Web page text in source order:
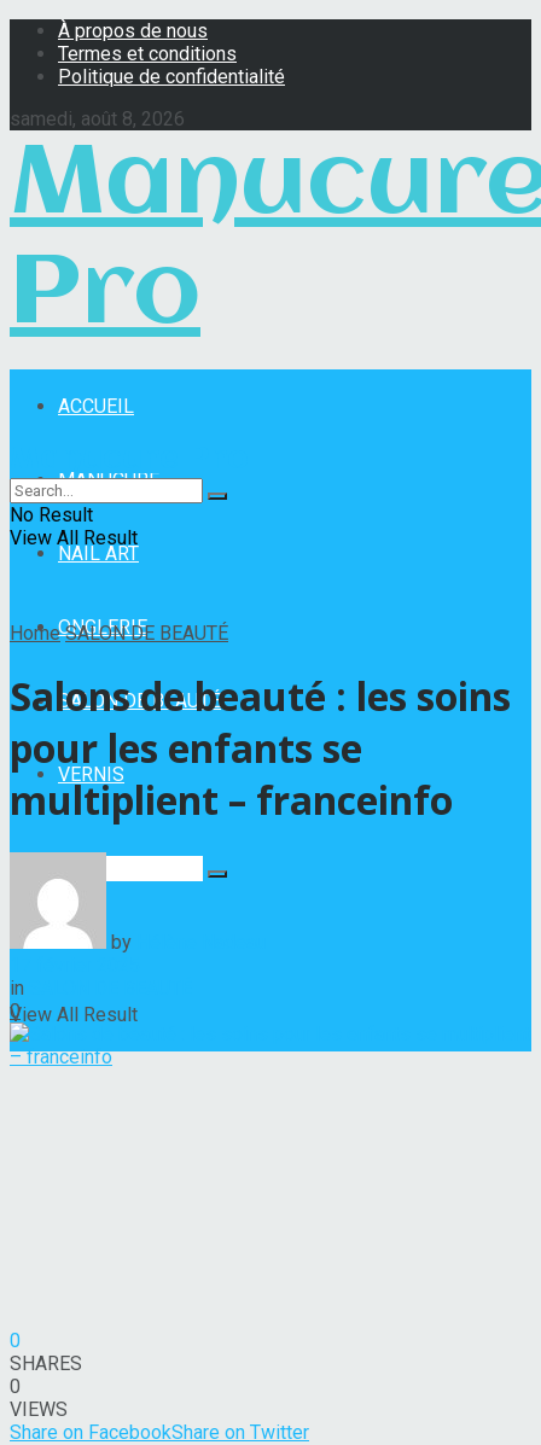
À propos de nous
Termes et conditions
Politique de confidentialité
samedi, août 8, 2026
Pro
ACCUEIL
MANUCURE
NAIL ART
ONGLERIE
SALON DE BEAUTÉ
VERNIS
No Result
View All Result
No Result
View All Result
Home SALON DE BEAUTÉ
Salons de beauté : les soins
pour les enfants se
multiplient – franceinfo
by
in
0
0
SHARES
0
VIEWS
Share on FacebookShare on Twitter